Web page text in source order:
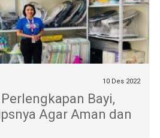
10 Des 2022
Bayi,
Agar Aman dan